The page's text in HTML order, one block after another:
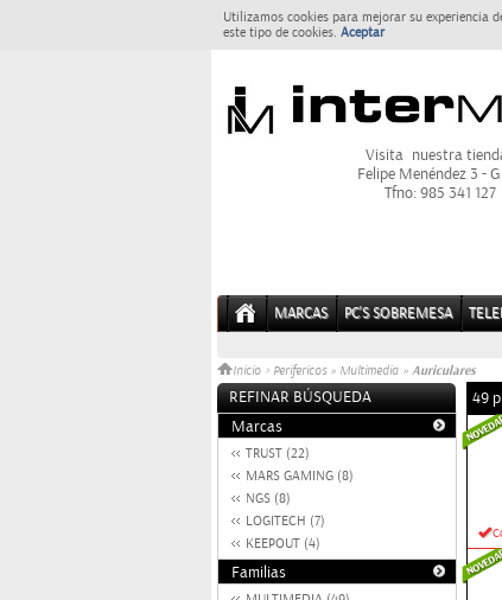
Utilizamos cookies para mejorar su experiencia
este tipo de cookies. Aceptar
Visita nuestra
Felipe Menéndez 3 -
Tfno: 985 341 127
MARCAS PC'S SOBREMESA
Inicio > Perifericos » Multimedia » Auriculares
REFINAR BÚSQUEDA
Marcas
TRUST (22)
MARS GAMING (8)
NGS (8)
LOGITECH (7)
KEEPOUT (4)
Familias
49